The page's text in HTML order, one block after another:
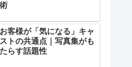
術
お客様が「気になる」キャ
ストの共通点｜写真集がも
たらす話題性